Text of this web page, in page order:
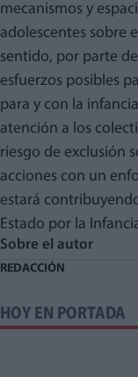
mecanismos y
adolescentes sobre
sentido, por parte
esfuerzos posibles
para y con la
atención a los
riesgo de exclusión
acciones con un
estará
Estado por la
Sobre el autor
REDACCIÓN
HOY EN PORTADA